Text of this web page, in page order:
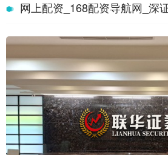
网上配资_168配资导航网_深